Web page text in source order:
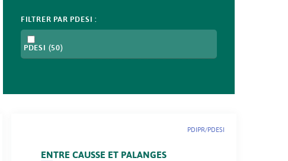
FILTRER PAR PDESI :
PDESI (50)
ENTRE CAUSSE ET PALANGES
PDIPR/PDESI